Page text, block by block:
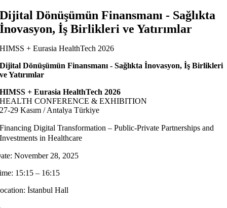
Dijital Dönüşümün Finansmanı - Sağlıkta
İnovasyon, İş Birlikleri ve Yatırımlar
HIMSS + Eurasia HealthTech 2026
Dijital Dönüşümün Finansmanı - Sağlıkta İnovasyon, İş Birlikleri
ve Yatırımlar
HIMSS + Eurasia HealthTech 2026
HEALTH CONFERENCE & EXHIBITION
27-29 Kasım / Antalya Türkiye
Financing Digital Transformation – Public-Private Partnerships and
Investments in Healthcare
November 28, 2025
15:15 – 16:15
İstanbul Hall